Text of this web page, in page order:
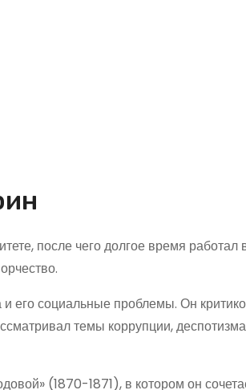
после чего долгое время работал
его социальные проблемы. Он
темы коррупции,
(1870-1871), в котором он